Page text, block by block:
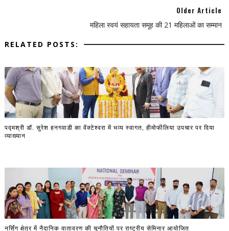
Older Article
महिला स्वयं सहायता समूह की 21 महिलाओं का सम्मान
RELATED POSTS:
पद्मश्री डॉ. सुरेश हनगवाडी का वेंक्टेश्वरा में भव्य स्वागत, हीमोफीलिया उपचार पर दिया
व्याख्यान
नर्सिंग क्षेत्र में नैदानिक वातावरण की चुनौतियों पर राष्ट्रीय सेमिनार आयोजित